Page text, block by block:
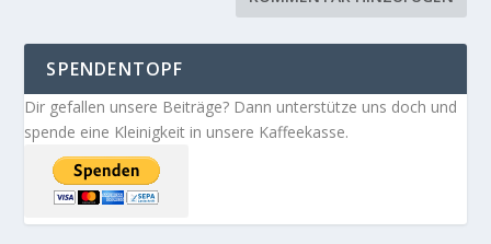
SPENDENTOPF
Dir gefallen unsere Beiträge? Dann unterstütze uns doch und
spende eine Kleinigkeit in unsere Kaffeekasse.